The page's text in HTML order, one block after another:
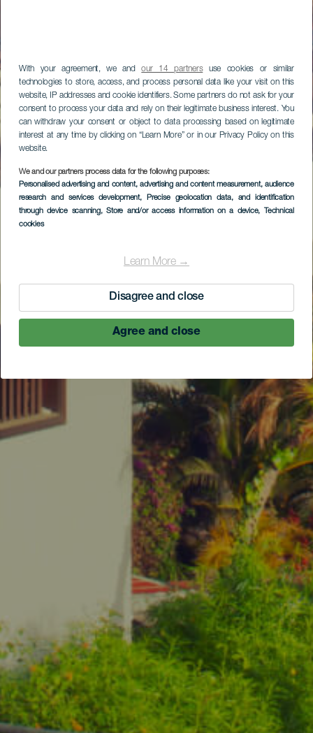
With your agreement, we andour 14 partnersuse cookies or similar
technologies to store, access, and process personal data like your visit on this
website, IP addresses and cookie identifiers. Some partners do not ask for your
consent to process your data and rely on their legitimate business interest. You
can withdraw your consent or object to data processing based on legitimate
interest at any time by clicking on “Learn More” or in our Privacy Policy on this
website.
We and our partners process data for the following purposes:
Personalised advertising and content, advertising and content measurement, audience
research and services development, Precise geolocation data, and identification
through device scanning, Store and/or access information on a device, Technical
cookies
Learn More →
Disagree and close
Agree and close